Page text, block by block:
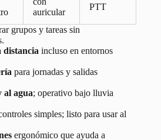
auricular
PTT
grupos y tareas sin
distancia incluso en entornos
para jornadas y salidas
al agua; operativo bajo lluvia
simples; listo para usar al
ergonómico que ayuda a